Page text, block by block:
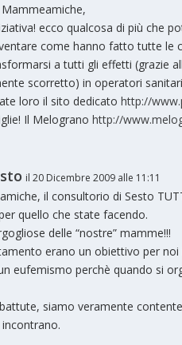
ecco qualcosa di più che
come hanno fatto tutte le
a tutti gli effetti (grazie
scorretto) in operatori
loro il sito dedicatohttp://
Il Melogranohttp://
il 20 Dicembre 2009 alle 11:11
il consultorio di Sesto
quello che state facendo.
delle “nostre” mamme!!!
erano un obiettivo per
eufemismo perchè quando si
siamo veramente